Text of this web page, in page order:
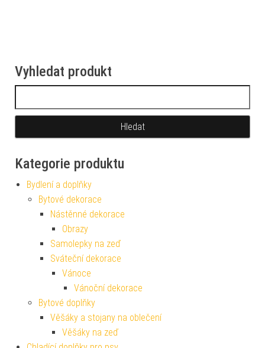
Vyhledat produkt
Kategorie produktu
Bydlení a doplňky
Bytové dekorace
Nástěnné dekorace
Obrazy
Samolepky na zeď
Sváteční dekorace
Vánoce
Vánoční dekorace
Bytové doplňky
Věšáky a stojany na oblečení
Věšáky na zeď